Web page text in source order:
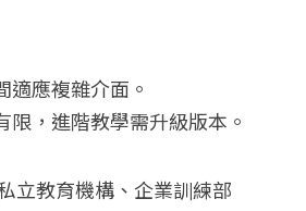
適應複雜介面。
限，進階教學需升級版本。
立教育機構、企業訓練部